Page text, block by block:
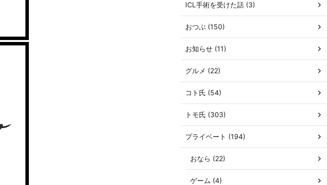
ICL手術を受けた話 (3)
おつぶ (150)
お知らせ (11)
グルメ (22)
コト氏 (54)
トモ氏 (303)
プライベート (194)
おなら (22)
ゲーム (4)